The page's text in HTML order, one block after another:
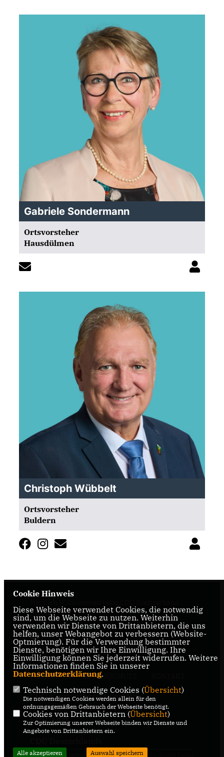
Gabriele Sondermann
Ortsvorsteher
Hausdülmen
Christoph Wübbelt
Ortsvorsteher
Buldern
Dülmen
IMPRESSUM DATENSCHUTZ
CDU Kreisverband Coesfeld
CDU NRW
@2026 CDU Stadtverband Realisation: Sharkness Media
Cookie Hinweis
Diese Webseite verwendet Cookies, die notwendig
sind, um die Webseite zu nutzen. Weiterhin
verwenden wir Dienste von Drittanbietern, die uns
helfen, unser Webangebot zu verbessern (Website-
Optmierung). Für die Verwendung bestimmter
Dienste, benötigen wir Ihre Einwilligung. Ihre
Einwilligung können Sie jederzeit widerrufen. Weitere
Informationen finden Sie in unserer
Datenschutzerklärung.
Technisch notwendige Cookies (Übersicht)
Die notwendigen Cookies werden allein für den
ordnungsgemäßen Gebrauch der Webseite benötigt.
Cookies von Drittanbietern (Übersicht)
Zur Optimierung unserer Webseite binden wir Dienste und
Angebote von Drittanbietern ein.
Alle akzeptieren Auswahl speichern